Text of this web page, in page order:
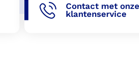
Contact met onze
klantenservice